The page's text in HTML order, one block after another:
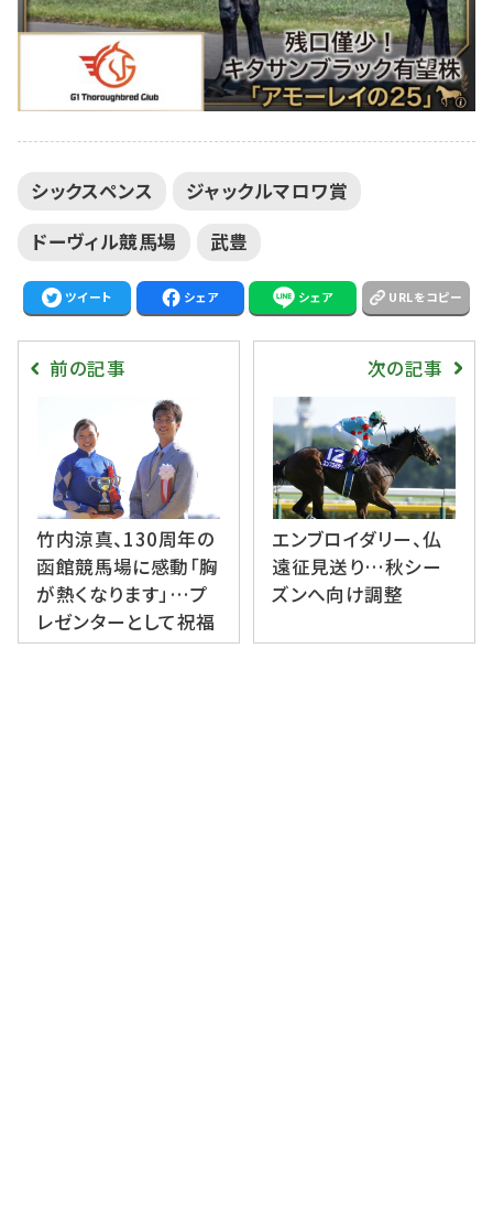
シックスペンス
ジャックルマロワ賞
ドーヴィル競馬場
武豊
ツイート シェア シェア URLをコピー
前の記事
竹内涼真、130周年の
函館競馬場に感動「胸
が熱くなります」…プ
レゼンターとして祝福
次の記事
エンブロイダリー、仏
遠征見送り…秋シー
ズンへ向け調整